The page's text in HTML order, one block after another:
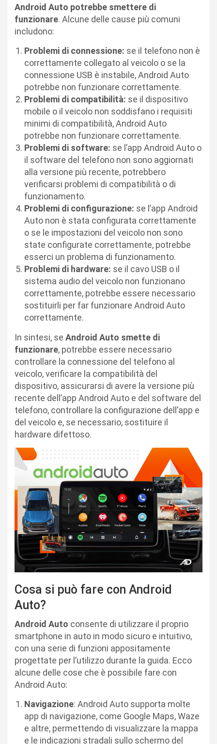
Android Auto potrebbe smettere di
funzionare. Alcune delle cause più comuni
includono:
Problemi di connessione: se il telefono non è
correttamente collegato al veicolo o se la
connessione USB è instabile, Android Auto
potrebbe non funzionare correttamente.
Problemi di compatibilità: se il dispositivo
mobile o il veicolo non soddisfano i requisiti
minimi di compatibilità, Android Auto
potrebbe non funzionare correttamente.
Problemi di software: se l’app Android Auto o
il software del telefono non sono aggiornati
alla versione più recente, potrebbero
verificarsi problemi di compatibilità o di
funzionamento.
Problemi di configurazione: se l’app Android
Auto non è stata configurata correttamente
o se le impostazioni del veicolo non sono
state configurate correttamente, potrebbe
esserci un problema di funzionamento.
Problemi di hardware: se il cavo USB o il
sistema audio del veicolo non funzionano
correttamente, potrebbe essere necessario
sostituirli per far funzionare Android Auto
correttamente.
In sintesi, se Android Auto smette di
funzionare, potrebbe essere necessario
controllare la connessione del telefono al
veicolo, verificare la compatibilità del
dispositivo, assicurarsi di avere la versione più
recente dell’app Android Auto e del software del
telefono, controllare la configurazione dell’app e
del veicolo e, se necessario, sostituire il
hardware difettoso.
Cosa si può fare con Android
Auto?
Android Auto consente di utilizzare il proprio
smartphone in auto in modo sicuro e intuitivo,
con una serie di funzioni appositamente
progettate per l’utilizzo durante la guida. Ecco
alcune delle cose che è possibile fare con
Android Auto:
Navigazione: Android Auto supporta molte
app di navigazione, come Google Maps, Waze
e altre, permettendo di visualizzare la mappa
e le indicazioni stradali sullo schermo del